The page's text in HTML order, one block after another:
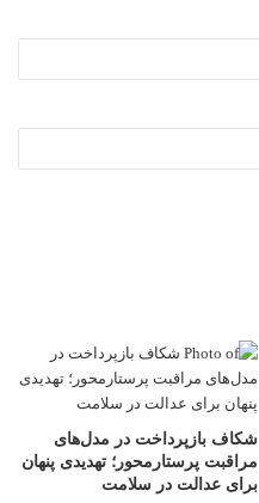
شکاف بازپرداخت در مدل‌های
مراقبت پرستارمحور؛ تهدیدی پنهان
برای عدالت در سلامت